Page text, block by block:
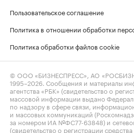
Пользовательское соглашение
Политика в отношении обработки
Политика обработки файлов cookie
© ООО «БИЗНЕСПРЕСС», АО
1995–2026 . Сообщения и материалы
агентства «РБК» (свидетельство о
массовой информации выдано
по надзору в сфере связи,
и массовых коммуникаций
за номером ИА №ФС77-63848) и
(свидетельство о регистрации